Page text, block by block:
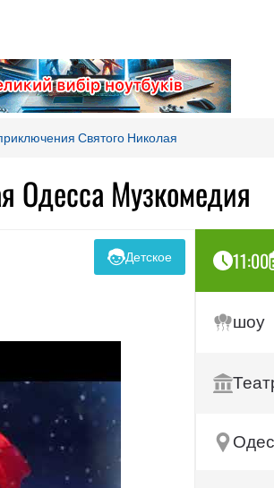
Святого Николая
Одесса Музкомедия
Детское 11:00
шоу